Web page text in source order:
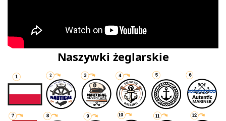
Naszywki żeglarskie